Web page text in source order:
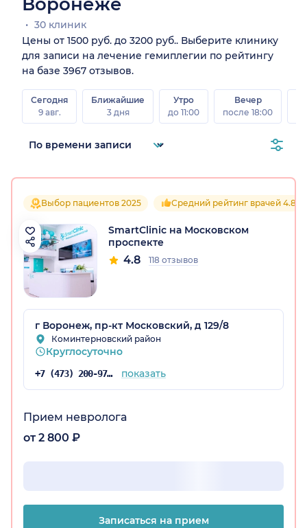
30 клиник
Цены от 1500 руб. до 3200 руб.. Выберите клинику
для записи на лечение гемиплегии по рейтингу
на базе 3967 отзывов.
Сегодня
9 авг.
Ближайшие
3 дня
Утро
до 11:00
Вечер
после 18:00
Выбор пациентов 2025 Средний рейтинг врачей 4.8
SmartClinic на Московском
проспекте
4.8 118 отзывов
г Воронеж, пр-кт Московский, д 129/8
Коминтерновский район
Круглосуточно
+7 (473) 200-97-34 показать
Прием невролога
от 2 800 ₽
Записаться на прием